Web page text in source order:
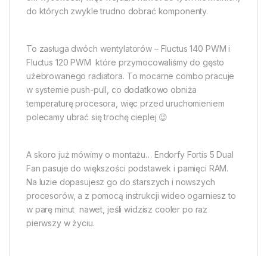
do których zwykle trudno dobrać komponenty.
To zasługa dwóch wentylatorów – Fluctus 140 PWM i
Fluctus 120 PWM  które przymocowaliśmy do gęsto
użebrowanego radiatora. To mocarne combo pracuje
w systemie push-pull, co dodatkowo obniża
temperaturę procesora, więc przed uruchomieniem
polecamy ubrać się trochę cieplej 😉
A skoro już mówimy o montażu… Endorfy Fortis 5 Dual
Fan pasuje do większości podstawek i pamięci RAM.
Na luzie dopasujesz go do starszych i nowszych
procesorów, a z pomocą instrukcji wideo ogarniesz to
w parę minut  nawet, jeśli widzisz cooler po raz
pierwszy w życiu.